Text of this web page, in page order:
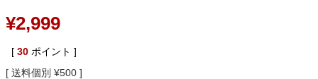
ベッド
¥2,999
[ 30 ポイント ]
送料個別 ¥500